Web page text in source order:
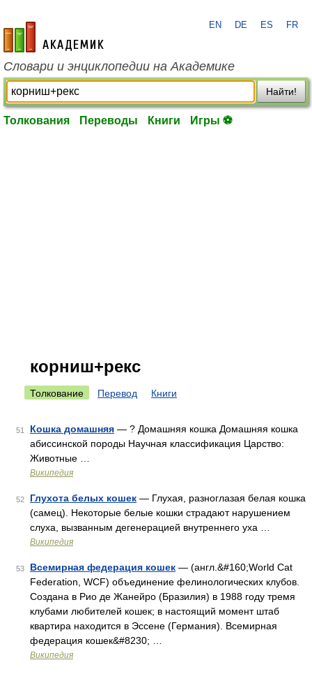
academic.ru
EN DE ES FR
Словари и энциклопедии на Академике
Найти!
Толкования Переводы Книги Игры ⚽
корниш+рекс
Толкование Перевод Книги
51 Кошка домашняя — ? Домашняя кошка Домашняя кошка
абиссинской породы Научная классификация Царство:
Животные …
Википедия
52 Глухота белых кошек — Глухая, разноглазая белая кошка
(самец). Некоторые белые кошки страдают нарушением
слуха, вызванным дегенерацией внутреннего уха …
Википедия
53 Всемирная федерация кошек — (англ.&#160;World Cat
Federation, WCF) объединение фелинологических клубов.
Создана в Рио де Жанейро (Бразилия) в 1988 году тремя
клубами любителей кошек; в настоящий момент штаб
квартира находится в Эссене (Германия). Всемирная
федерация кошек&#8230; …
Википедия